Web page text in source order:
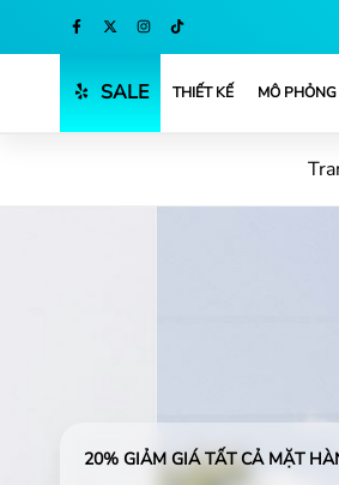
Mua ngay
SALE THIẾT KẾ MÔ PHỎNG
20% GIẢM GIÁ TẤT CẢ MẶT